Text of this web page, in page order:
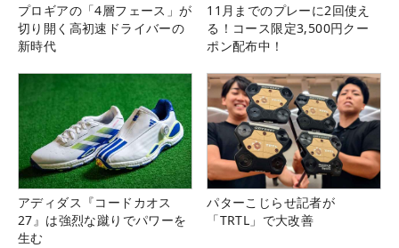
プロギアの「4層フェース」が
切り開く高初速ドライバーの
新時代
11月までのプレーに2回使え
る！コース限定3,500円クー
ポン配布中！
アディダス『コードカオス
27』は強烈な蹴りでパワーを
生む
パターこじらせ記者が
「TRTL」で大改善